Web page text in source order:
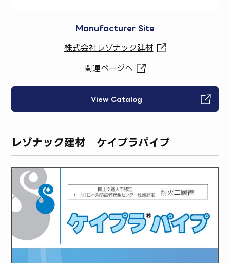
Manufacturer Site
株式会社レゾナック建材
関連ページへ
View Catalog
レゾナック建材 ケイプラパイプ